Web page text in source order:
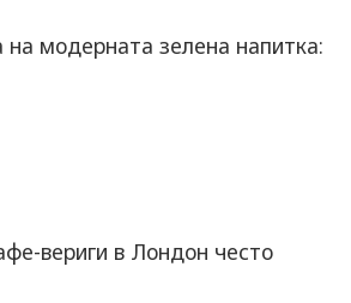
модерната зелена напитка:
вериги в Лондон често